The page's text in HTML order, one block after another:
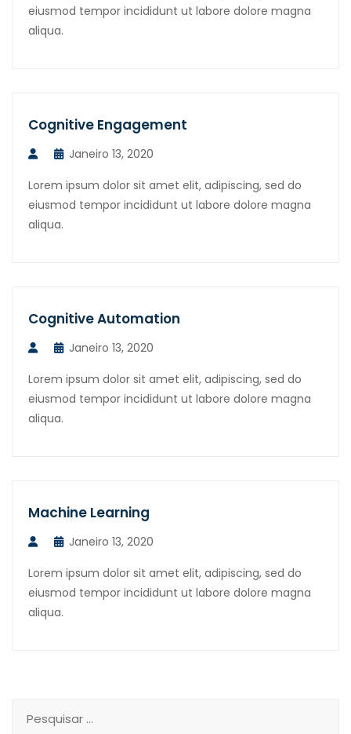
eiusmod tempor incididunt ut labore dolore magna
aliqua.
Cognitive Engagement
Janeiro 13, 2020
Lorem ipsum dolor sit amet elit, adipiscing, sed do
eiusmod tempor incididunt ut labore dolore magna
aliqua.
Cognitive Automation
Janeiro 13, 2020
Lorem ipsum dolor sit amet elit, adipiscing, sed do
eiusmod tempor incididunt ut labore dolore magna
aliqua.
Machine Learning
Janeiro 13, 2020
Lorem ipsum dolor sit amet elit, adipiscing, sed do
eiusmod tempor incididunt ut labore dolore magna
aliqua.